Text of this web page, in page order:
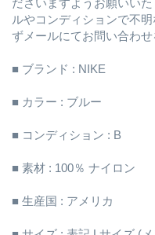
ださいますようお願いい
ルやコンディションで不
ずメールにてお問い合わせ
■ ブランド : NIKE
■ カラー : ブルー
■ コンディション : B
■ 素材 : 100％ ナイロン
■ 生産国 : アメリカ